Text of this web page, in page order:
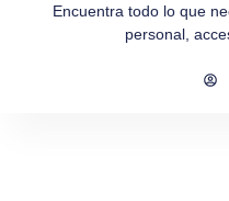
Encuentra todo lo que
personal,